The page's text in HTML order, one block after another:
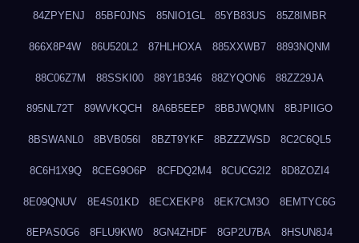
84ZPYENJ 85BF0JNS 85NIO1GL 85YB83US 85Z8IMBR
866X8P4W 86U520L2 87HLHOXA 885XXWB7 8893NQNM
88C06Z7M 88SSKI00 88Y1B346 88ZYQON6 88ZZ29JA
895NL72T 89WVKQCH 8A6B5EEP 8BBJWQMN 8BJPIIGO
8BSWANL0 8BVB056I 8BZT9YKF 8BZZZWSD 8C2C6QL5
8C6H1X9Q 8CEG9O6P 8CFDQ2M4 8CUCG2I2 8D8ZOZI4
8E09QNUV 8E4S01KD 8ECXEKP8 8EK7CM3O 8EMTYC6G
8EPAS0G6 8FLU9KW0 8GN4ZHDF 8GP2U7BA 8HSUN8J4